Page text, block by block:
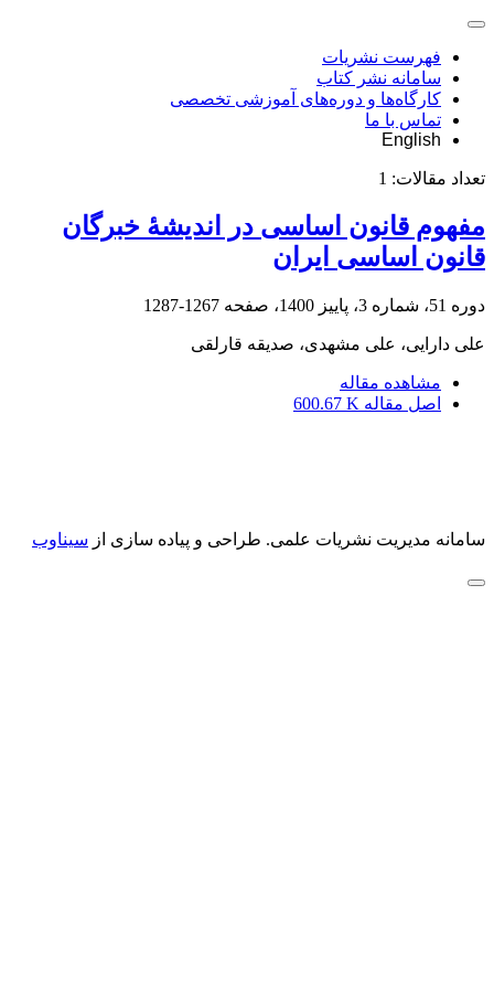
فهرست نشریات
سامانه نشر کتاب
کارگاه‌ها و دوره‌های آموزشی تخصصی
تماس با ما
English
تعداد مقالات: 1
مفهوم قانون اساسی در اندیشۀ خبرگان
قانون اساسی ایران
دوره 51، شماره 3، پاییز 1400، صفحه 1267-1287
علی دارایی، علی مشهدی، صدیقه قارلقی
مشاهده مقاله
اصل مقاله 600.67 K
سامانه مدیریت نشریات علمی. طراحی و پیاده سازی از سیناوب